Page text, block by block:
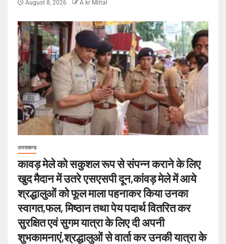
August 8, 2026 A kr Mittal
उत्तराखण्ड
कावड़ मेले को सकुशल रूप से संपन्न कराने के लिए
खुद मैदान में उतरे एसएसपी दून,कांवड़ मेले में आये
श्रद्धालुओं को फूल माला पहनाकर किया उनका
स्वागत,फल, मिष्ठान तथा पेय पदार्थ वितरित कर
सुरक्षित एवं सुगम यात्रा के लिए दी अपनी
शुभकामनाएं,श्रद्धालुओं से वार्ता कर उनकी यात्रा के